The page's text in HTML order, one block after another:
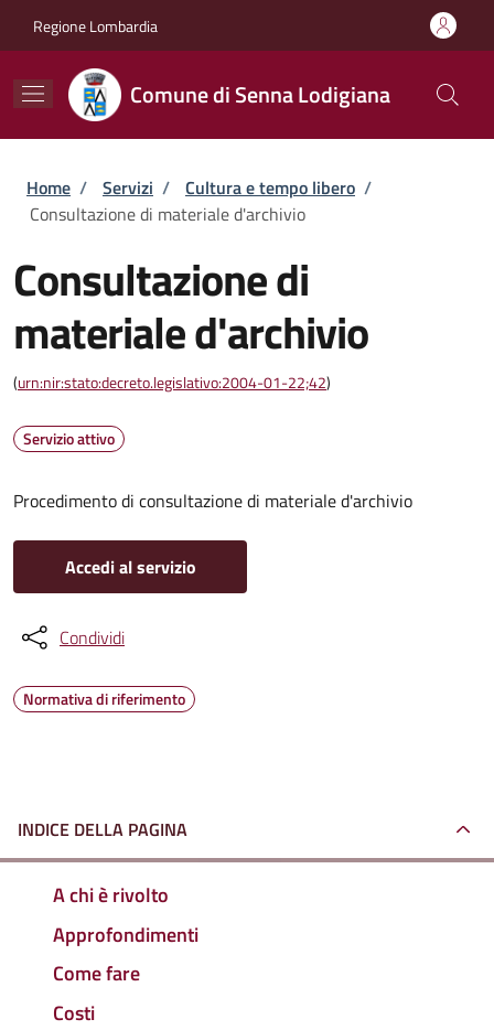
Regione Lombardia
Comune di Senna Lodigiana
Briciole di pane
Home / Servizi / Cultura e tempo libero /
Consultazione di materiale d'archivio
Consultazione di
materiale d'archivio
(urn:nir:stato:decreto.legislativo:2004-01-22;42)
Servizio attivo
Procedimento di consultazione di materiale d'archivio
Accedi al servizio
Condividi
Normativa di riferimento
INDICE DELLA PAGINA
A chi è rivolto
Approfondimenti
Come fare
Costi